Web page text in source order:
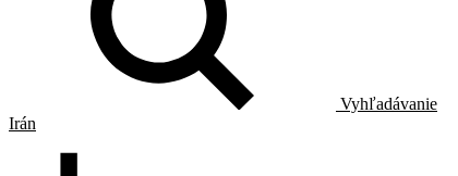
Vyhľadávanie
Irán